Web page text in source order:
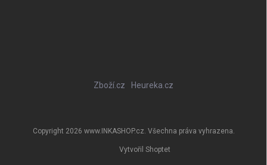
Zboží.cz Heureka.cz
Vytvořil Shoptet
Copyright 2026 www.INKASHOP.cz. Všechna práva vyhrazena.